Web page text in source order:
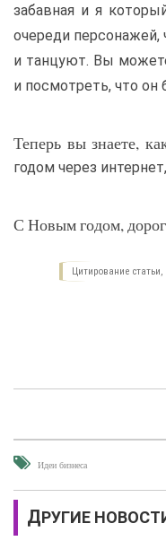
забавная и я
очереди
и танцуют. Вы
и посмотреть, что он
Теперь вы знаете,
годом через
С Новым годом,
Цитирование
Идеи бизнеса
ДРУГИЕ